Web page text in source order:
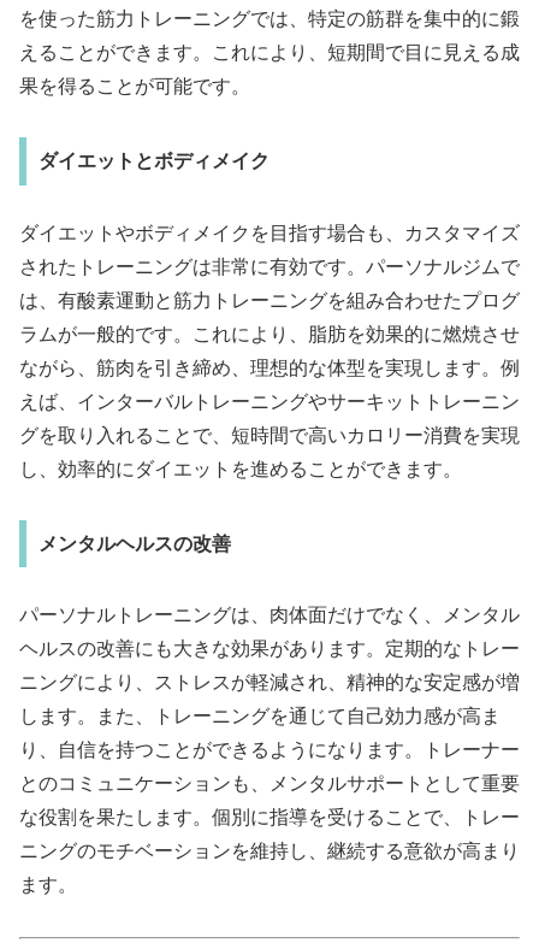
を使った筋力トレーニングでは、特定の筋群を集中的に鍛
えることができます。これにより、短期間で目に見える成
果を得ることが可能です。
ダイエットとボディメイク
ダイエットやボディメイクを目指す場合も、カスタマイズ
されたトレーニングは非常に有効です。パーソナルジムで
は、有酸素運動と筋力トレーニングを組み合わせたプログ
ラムが一般的です。これにより、脂肪を効果的に燃焼させ
ながら、筋肉を引き締め、理想的な体型を実現します。例
えば、インターバルトレーニングやサーキットトレーニン
グを取り入れることで、短時間で高いカロリー消費を実現
し、効率的にダイエットを進めることができます。
メンタルヘルスの改善
パーソナルトレーニングは、肉体面だけでなく、メンタル
ヘルスの改善にも大きな効果があります。定期的なトレー
ニングにより、ストレスが軽減され、精神的な安定感が増
します。また、トレーニングを通じて自己効力感が高ま
り、自信を持つことができるようになります。トレーナー
とのコミュニケーションも、メンタルサポートとして重要
な役割を果たします。個別に指導を受けることで、トレー
ニングのモチベーションを維持し、継続する意欲が高まり
ます。